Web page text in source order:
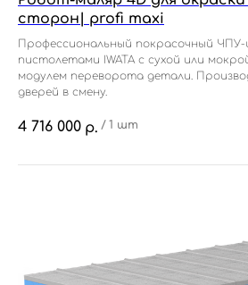
сторон| profi maxi
Профессиональный покрасочный
пистолетами IWATA с сухой или
модулем переворота детали.
дверей в смену.
4 716 000 р. / 1 шт